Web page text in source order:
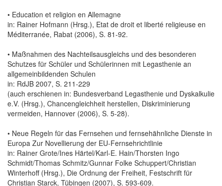
• Education et religion en Allemagne
in: Rainer Hofmann (Hrsg.), Etat de droit et liberté religieuse en
Méditerranée, Rabat (2006), S. 81-92.
• Maßnahmen des Nachteilsausgleichs und des besonderen
Schutzes für Schüler und Schülerinnen mit Legasthenie an
allgemeinbildenden Schulen
in: RdJB 2007, S. 211-229
(auch erschienen in: Bundesverband Legasthenie und Dyskalkulie
e.V. (Hrsg.), Chancengleichheit herstellen, Diskriminierung
vermeiden, Hannover (2006), S. 5-28).
• Neue Regeln für das Fernsehen und fernsehähnliche Dienste in
Europa Zur Novellierung der EU-Fernsehrichtlinie
in: Rainer Grote/Ines Härtel/Karl-E. Hain/Thorsten Ingo
Schmidt/Thomas Schmitz/Gunnar Folke Schuppert/Christian
Winterhoff (Hrsg.), Die Ordnung der Freiheit, Festschrift für
Christian Starck, Tübingen (2007), S. 593-609.